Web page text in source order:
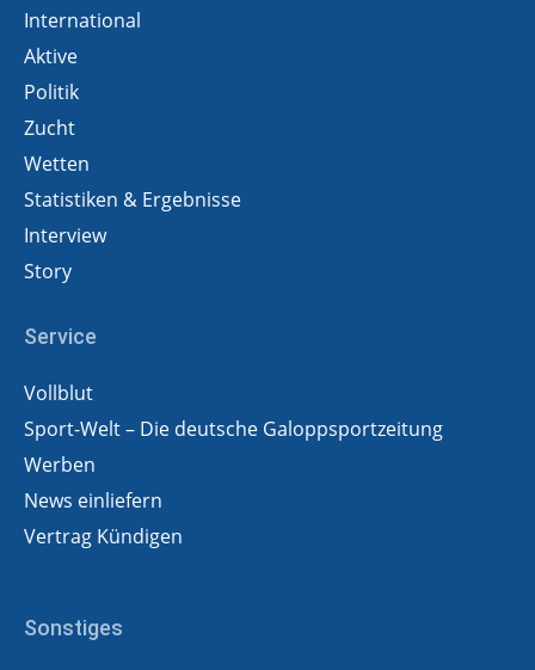
International
Aktive
Politik
Zucht
Wetten
Statistiken & Ergebnisse
Interview
Story
Service
Vollblut
Sport-Welt – Die deutsche Galoppsportzeitung
Werben
News einliefern
Vertrag Kündigen
Sonstiges